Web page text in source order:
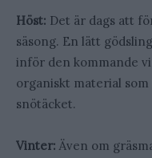
Höst: Det är dags att
säsong. En lätt
inför den kommande
organiskt material
snötäcket.
Vinter: Även om